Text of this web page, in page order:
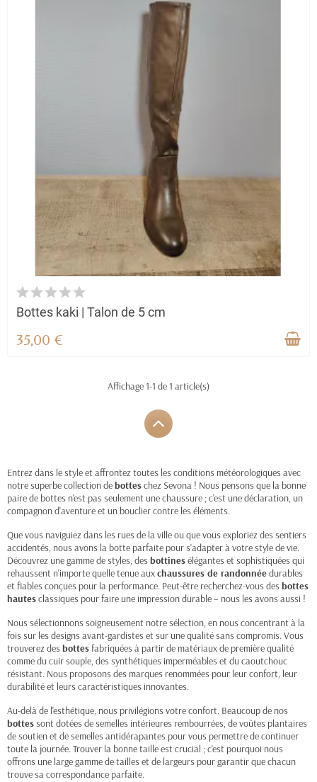
Bottes kaki | Talon de 5 cm
35,00 €
Affichage 1-1 de 1 article(s)
Entrez dans le style et affrontez toutes les conditions météorologiques avec
notre superbe collection debotteschez Sevona ! Nous pensons que la bonne
paire de bottes n'est pas seulement une chaussure ; c'est une déclaration, un
compagnon d'aventure et un bouclier contre les éléments.
Que vous naviguiez dans les rues de la ville ou que vous exploriez des sentiers
accidentés, nous avons la botte parfaite pour s'adapter à votre style de vie.
Découvrez une gamme de styles, desbottinesélégantes et sophistiquées qui
rehaussent n'importe quelle tenue auxchaussures de randonnéedurables
et fiables conçues pour la performance. Peut-être recherchez-vous desbottes
hautesclassiques pour faire une impression durable – nous les avons aussi !
Nous sélectionnons soigneusement notre sélection, en nous concentrant à la
fois sur les designs avant-gardistes et sur une qualité sans compromis. Vous
trouverez desbottesfabriquées à partir de matériaux de première qualité
comme du cuir souple, des synthétiques imperméables et du caoutchouc
résistant. Nous proposons des marques renommées pour leur confort, leur
durabilité et leurs caractéristiques innovantes.
Au-delà de l'esthétique, nous privilégions votre confort. Beaucoup de nos
bottessont dotées de semelles intérieures rembourrées, de voûtes plantaires
de soutien et de semelles antidérapantes pour vous permettre de continuer
toute la journée. Trouver la bonne taille est crucial ; c'est pourquoi nous
offrons une large gamme de tailles et de largeurs pour garantir que chacun
trouve sa correspondance parfaite.